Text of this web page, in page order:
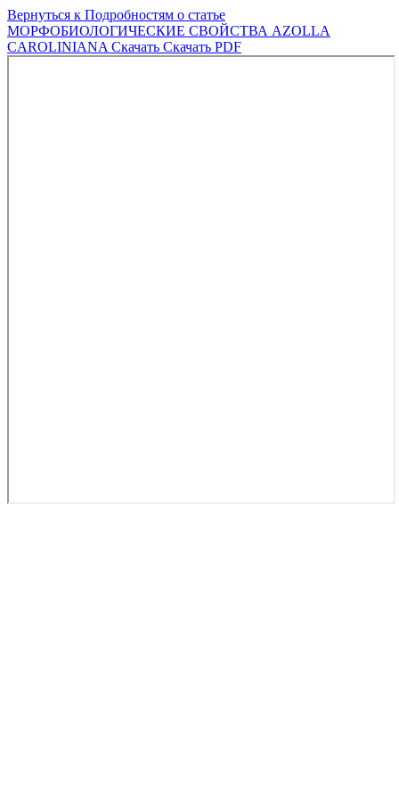
Вернуться к Подробностям о статье
МОРФОБИОЛОГИЧЕСКИЕ СВОЙСТВА AZOLLA
CAROLINIANA Скачать Скачать PDF